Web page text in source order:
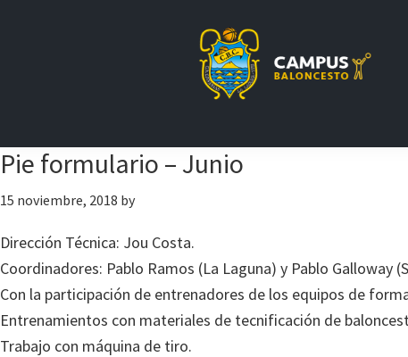
principal
Pie formulario – Junio
15 noviembre, 2018 by
Dirección Técnica: Jou Costa.
Coordinadores: Pablo Ramos (La Laguna) y Pablo Galloway
Con la participación de entrenadores de los equipos de
Entrenamientos con materiales de tecnificación de
Trabajo con máquina de tiro.